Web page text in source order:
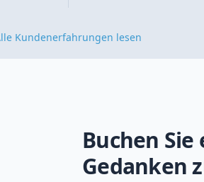
Kundenerfahrungen lesen
Buchen Sie
Gedanken